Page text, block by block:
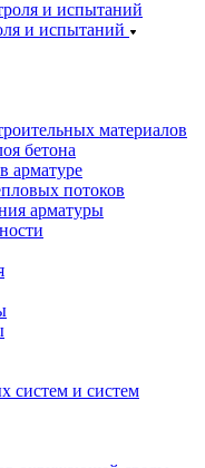
и испытаний
материалов
бетона
арматуре
потоков
арматуры
систем и систем